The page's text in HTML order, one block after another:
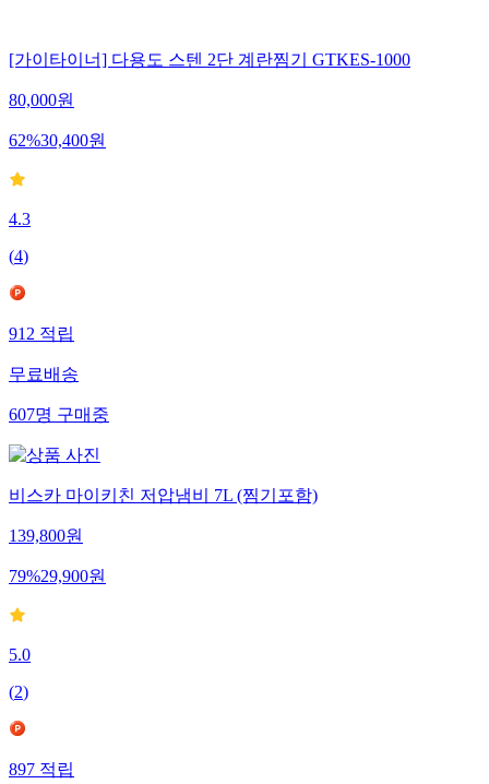
[가이타이너] 다용도 스텐 2단 계란찜기 GTKES-1000
80,000원
62%30,400원
4.3
(4)
912적립
무료배송
607명구매중
비스카 마이키친 저압냄비 7L (찜기포함)
139,800원
79%29,900원
5.0
(2)
897적립